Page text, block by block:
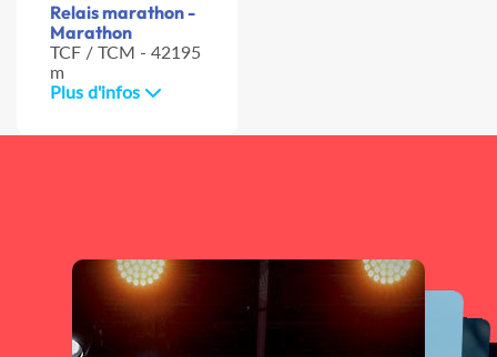
Relais marathon -
Marathon
TCF / TCM - 42195
m
Plus d'infos